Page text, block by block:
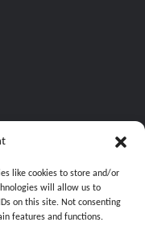
like cookies to store and/or
will allow us to
on this site. Not consenting
features and functions.